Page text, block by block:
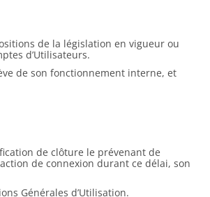
de la législation en vigueur ou
d’Utilisateurs.
de son fonctionnement interne, et
de clôture le prévenant de
de connexion durant ce délai, son
Générales d’Utilisation.